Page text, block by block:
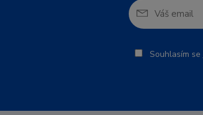
Souhlasím se